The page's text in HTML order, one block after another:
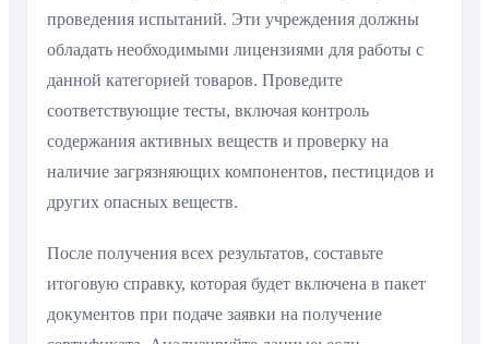
проведения испытаний. Эти учреждения должны
обладать необходимыми лицензиями для работы с
данной категорией товаров. Проведите
соответствующие тесты, включая контроль
содержания активных веществ и проверку на
наличие загрязняющих компонентов, пестицидов и
других опасных веществ.
После получения всех результатов, составьте
итоговую справку, которая будет включена в пакет
документов при подаче заявки на получение